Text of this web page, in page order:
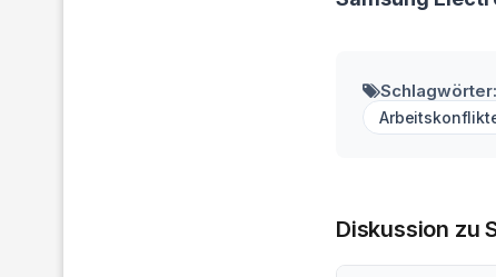
Schlagwörter:
Diskussion zu